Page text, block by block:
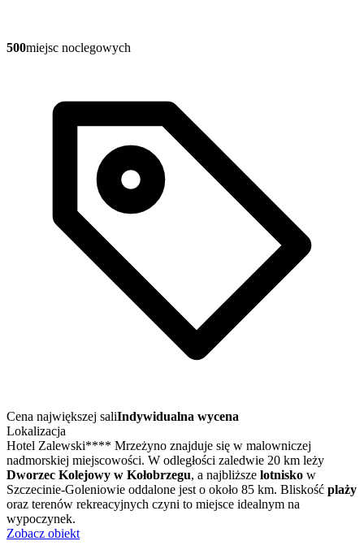
500miejsc noclegowych
Cena największej saliIndywidualna wycena
Lokalizacja
Hotel Zalewski**** Mrzeżyno znajduje się w malowniczej
nadmorskiej miejscowości. W odległości zaledwie 20 km leży
Dworzec Kolejowy w Kołobrzegu, a najbliższe lotnisko w
Szczecinie-Goleniowie oddalone jest o około 85 km. Bliskość plaży
oraz terenów rekreacyjnych czyni to miejsce idealnym na
wypoczynek.
Zobacz obiekt